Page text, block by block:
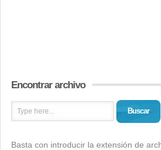
Encontrar archivo
Buscar
Basta con introducir la extensión de